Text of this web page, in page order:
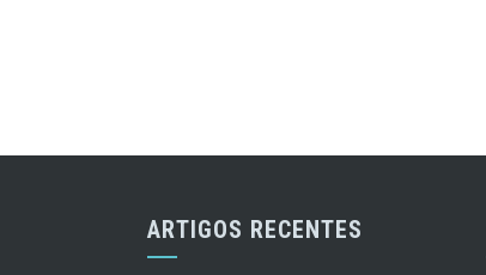
ARTIGOS RECENTES